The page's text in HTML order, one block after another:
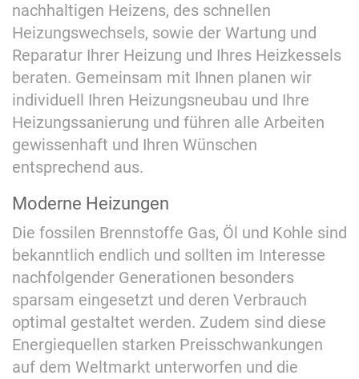
nachhaltigen Heizens, des schnellen
Heizungswechsels, sowie der Wartung und
Reparatur Ihrer Heizung und Ihres Heizkessels
beraten. Gemeinsam mit Ihnen planen wir
individuell Ihren Heizungsneubau und Ihre
Heizungssanierung und führen alle Arbeiten
gewissenhaft und Ihren Wünschen
entsprechend aus.
Moderne Heizungen
Die fossilen Brennstoffe Gas, Öl und Kohle sind
bekanntlich endlich und sollten im Interesse
nachfolgender Generationen besonders
sparsam eingesetzt und deren Verbrauch
optimal gestaltet werden. Zudem sind diese
Energiequellen starken Preisschwankungen
auf dem Weltmarkt unterworfen und die